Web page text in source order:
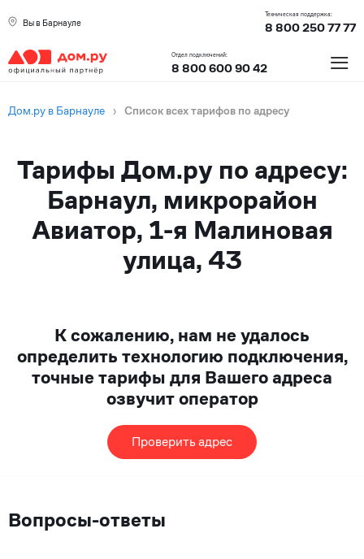
Вы в Барнауле
Техническая поддержка:
8 800 250 77 77
Отдел подключений:
8 800 600 90 42 ≡
Дом.ру в Барнауле › Список всех тарифов по адресу
Тарифы Дом.ру по адресу:
Барнаул, микрорайон
Авиатор, 1-я Малиновая
улица, 43
К сожалению, нам не удалось
определить технологию подключения,
точные тарифы для Вашего адреса
озвучит оператор
Проверить адрес
Вопросы-ответы